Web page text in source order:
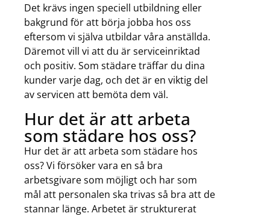
Det krävs ingen speciell utbildning eller
bakgrund för att börja jobba hos oss
eftersom vi själva utbildar våra anställda.
Däremot vill vi att du är serviceinriktad
och positiv. Som städare träffar du dina
kunder varje dag, och det är en viktig del
av servicen att bemöta dem väl.
Hur det är att arbeta
som städare hos oss?
Hur det är att arbeta som städare hos
oss? Vi försöker vara en så bra
arbetsgivare som möjligt och har som
mål att personalen ska trivas så bra att de
stannar länge. Arbetet är strukturerat